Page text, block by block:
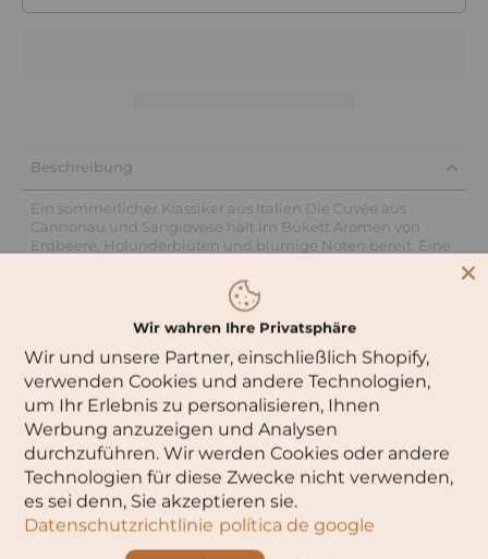
Beschreibung
Ein sommerlicher Klassiker aus Italien Die Cuvée aus
Cannonau und Sangiovese hält im Bukett Aromen von
Erdbeere, Holunderblüten und blumige Noten bereit. Eine
Gaumen offenbar sich ein spritzig-frischer Rosé mit
fruchtbetonter und kraftvoller Aromatik. Jeder Schluck lässt
einen mehr und mehr das mediterane Urlaubsgefühl
erleben und dahin schmelzen.Das Weingut Sella & Mosca
wurde 1899 von Eriminio Sella und Edgardo Mosca
gegründet. Als Sardiniens größter Weinproduzent steht
Sella & Mosca für erstklassige Gutsweine, die aus den
heimischen Rebsorten Vermentino, Torbato und Cannonau
sowie aus internationalen Rebsorten, wie zum Beispiel
Cabernet Sauvignon erzeugt werden. Die Weinberge der
Tenuta Sella & Mosca zählen zu den größten
zusammenhängenden Rebflächen ganz Italiens, beinahe
600 ha sind mit Reben bestockt.
Wir wahren Ihre Privatsphäre
Wir und unsere Partner, einschließlich Shopify,
verwenden Cookies und andere Technologien,
um Ihr Erlebnis zu personalisieren, Ihnen
Werbung anzuzeigen und Analysen
durchzuführen. Wir werden Cookies oder andere
Technologien für diese Zwecke nicht verwenden,
es sei denn, Sie akzeptieren sie.
Datenschutzrichtlinie política de google